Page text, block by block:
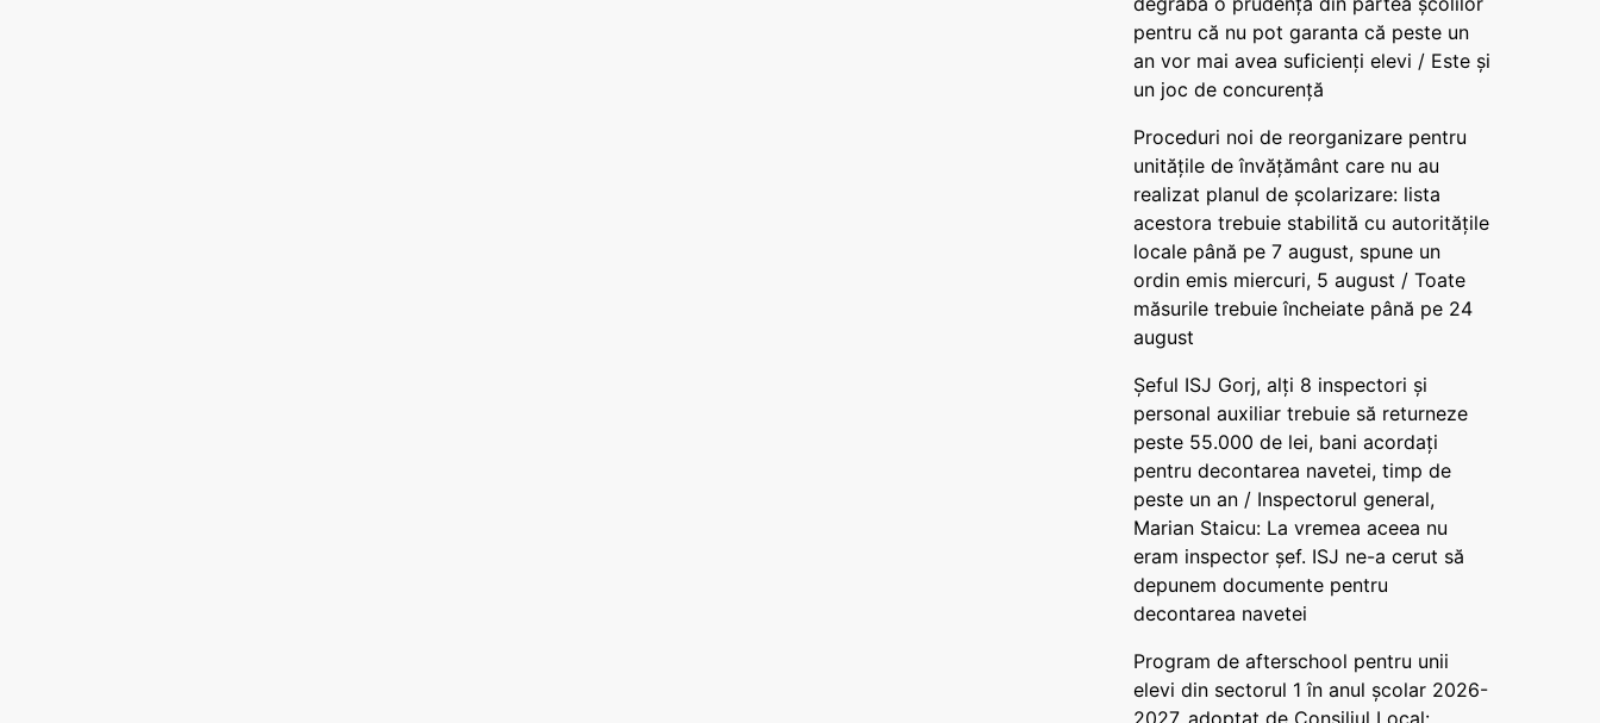
pentru că nu pot garanta că peste un
an vor mai avea suficienți elevi / Este și
un joc de concurență
Proceduri noi de reorganizare pentru
unitățile de învățământ care nu au
realizat planul de școlarizare: lista
acestora trebuie stabilită cu autoritățile
locale până pe 7 august, spune un
ordin emis miercuri, 5 august / Toate
măsurile trebuie încheiate până pe 24
august
Șeful ISJ Gorj, alți 8 inspectori și
personal auxiliar trebuie să returneze
peste 55.000 de lei, bani acordați
pentru decontarea navetei, timp de
peste un an / Inspectorul general,
Marian Staicu: La vremea aceea nu
eram inspector șef. ISJ ne-a cerut să
depunem documente pentru
decontarea navetei
Program de afterschool pentru unii
elevi din sectorul 1 în anul școlar 2026-
2027, adoptat de Consiliul Local: